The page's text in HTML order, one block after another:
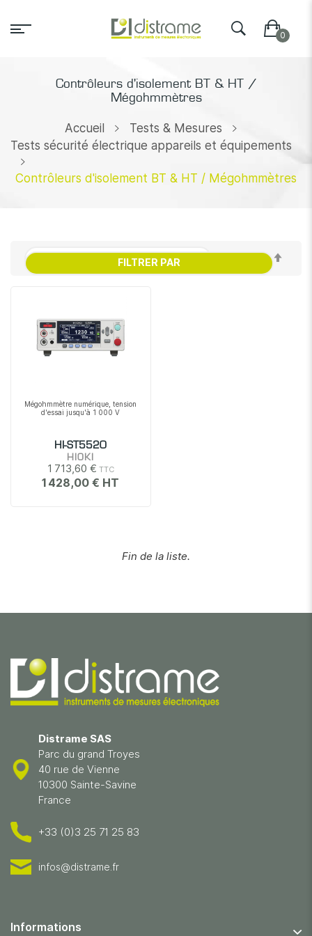
Contrôleurs d'isolement BT & HT /
Mégohmmètres
Accueil
Tests & Mesures
Tests sécurité électrique appareils et équipements
Contrôleurs d'isolement BT & HT / Mégohmmètres
Mégohmmètre numérique, tension
d'essai jusqu'à 1 000 V
HI-ST5520
HIOKI
1 713,60 €
1 428,00 €
Fin de la liste.
FILTRER PAR
Distrame SAS
Parc du grand Troyes
40 rue de Vienne
10300 Sainte-Savine
France
+33 (0)3 25 71 25 83
infos@distrame.fr
Informations